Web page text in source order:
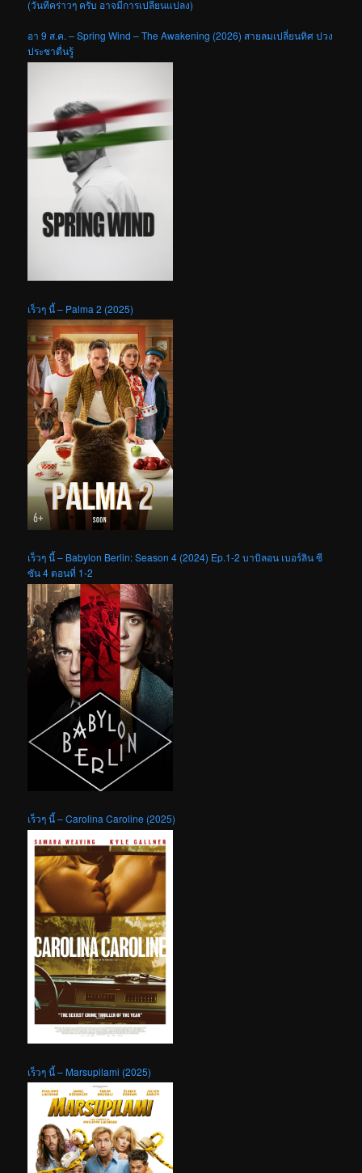
(วันที่คร่าวๆ ครับ อาจมีการเปลี่ยนแปลง)
อา 9 ส.ค. – Spring Wind – The Awakening (2026) สายลมเปลี่ยนทิศ ปวง
ประชาตื่นรู้
เร็วๆ นี้ – Palma 2 (2025)
เร็วๆ นี้ – Babylon Berlin: Season 4 (2024) Ep.1-2 บาบิลอน เบอร์ลิน ซี
ซัน 4 ตอนที่ 1-2
เร็วๆ นี้ – Carolina Caroline (2025)
เร็วๆ นี้ – Marsupilami (2025)